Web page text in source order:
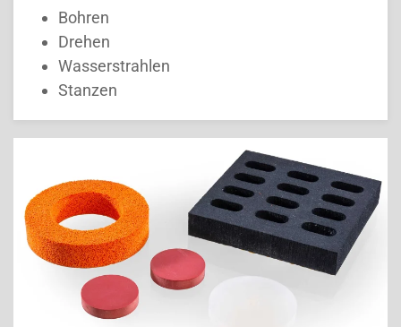
Bohren
Drehen
Wasserstrahlen
Stanzen